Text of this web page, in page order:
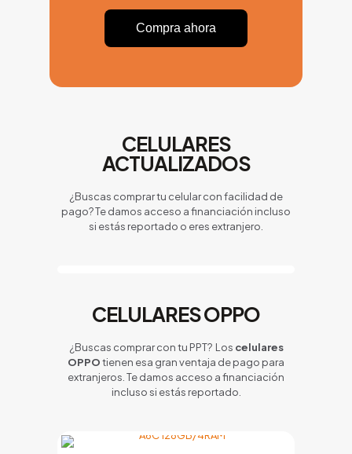
Compra ahora
CELULARES
ACTUALIZADOS
¿Buscas comprar tu celular con facilidad de
pago? Te damos acceso a financiación incluso
si estás reportado o eres extranjero.
CELULARES OPPO
¿Buscas comprar con tu PPT? Los celulares
OPPOtienen esa gran ventaja de pago para
extranjeros. Te damos acceso a financiación
incluso si estás reportado.